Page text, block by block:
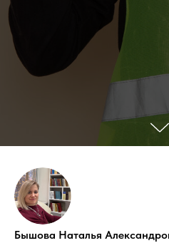
Бышова Наталья